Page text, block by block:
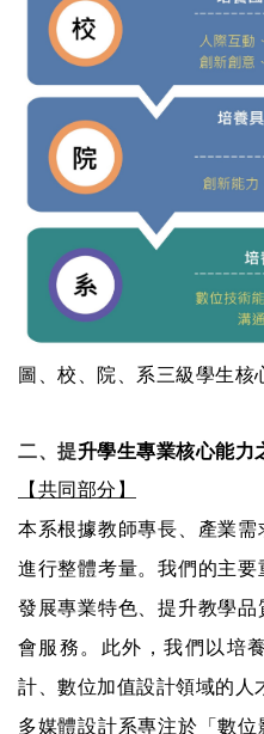
圖、校、院、系三級學生核
二、提升學生專業核心能力
【共同部分】
本系根據教師專長、產業
進行整體考量。我們的主要
發展專業特色、提升教學
會服務。此外，我們以培
計、數位加值設計領域的人
多媒體設計系專注於「數